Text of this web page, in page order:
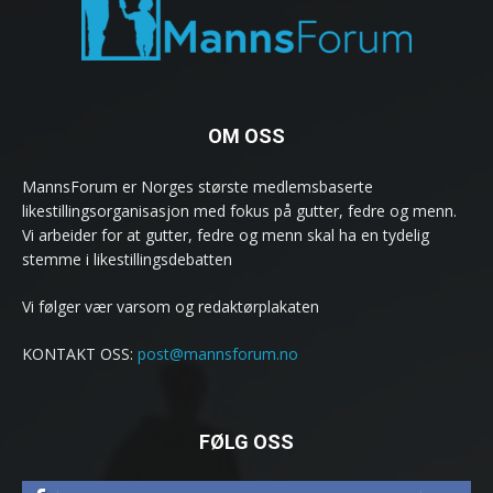
OM OSS
MannsForum er Norges største medlemsbaserte
likestillingsorganisasjon med fokus på gutter, fedre og menn.
Vi arbeider for at gutter, fedre og menn skal ha en tydelig
stemme i likestillingsdebatten
Vi følger vær varsom og redaktørplakaten
KONTAKT OSS: post@mannsforum.no
FØLG OSS